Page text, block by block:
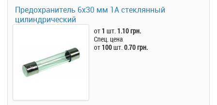
Предохранитель 6x30 мм 1A стеклянный
цилиндрический
от 1 шт. 1.10 грн.
Спец. цена
от 100шт.0.70 грн.